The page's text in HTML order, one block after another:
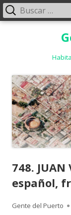
Menú
748.
español,
Autor
Gente del Puerto